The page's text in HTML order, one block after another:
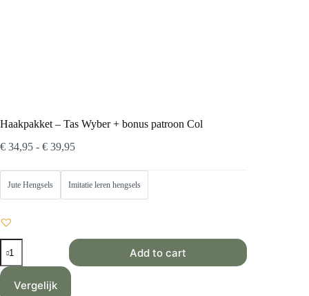
Haakpakket – Tas Wyber + bonus patroon Col
€ 34,95 - € 39,95Prijsklasse:
tot
€ 39,95
Jute Hengsels Imitatie leren hengsels
Haakpakket
Tas
Wyber
Add to cart
Vergelijk